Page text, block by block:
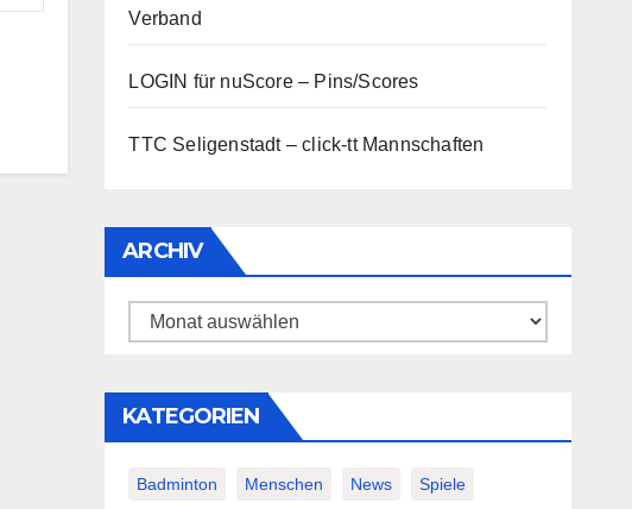
Verband
LOGIN für nuScore – Pins/Scores
TTC Seligenstadt – click-tt Mannschaften
ARCHIV
Archiv
KATEGORIEN
Badminton Menschen News Spiele